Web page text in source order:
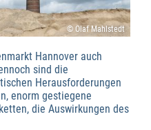
© Olaf Mahlstedt
Hannover auch
sind die
Herausforderungen
enorm gestiegene
die Auswirkungen des